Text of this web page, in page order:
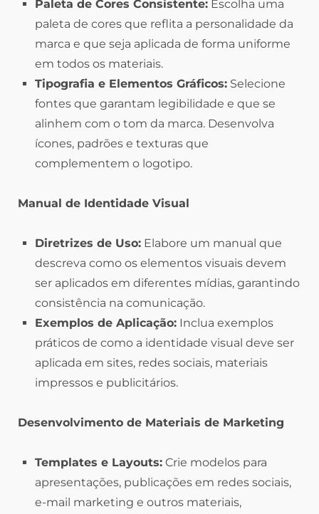
Paleta de Cores Consistente: Escolha uma
paleta de cores que reflita a personalidade da
marca e que seja aplicada de forma uniforme
em todos os materiais.
Tipografia e Elementos Gráficos: Selecione
fontes que garantam legibilidade e que se
alinhem com o tom da marca. Desenvolva
ícones, padrões e texturas que
complementem o logotipo.
Manual de Identidade Visual
Diretrizes de Uso: Elabore um manual que
descreva como os elementos visuais devem
ser aplicados em diferentes mídias, garantindo
consistência na comunicação.
Exemplos de Aplicação: Inclua exemplos
práticos de como a identidade visual deve ser
aplicada em sites, redes sociais, materiais
impressos e publicitários.
Desenvolvimento de Materiais de Marketing
Templates e Layouts: Crie modelos para
apresentações, publicações em redes sociais,
e-mail marketing e outros materiais,